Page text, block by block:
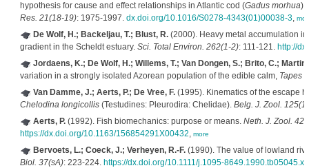
hypothesis for cause and effect relationships in Atlantic cod (Gadus morhua)
Res. 21(18-19): 1975-1997. dx.doi.org/10.1016/S0278-4343(01)00038-3,
De Wolf, H.; Backeljau, T.; Blust, R.(2000). Heavy metal accumulation
gradient in the Scheldt estuary. Sci. Total Environ. 262(1-2): 111-121. http://
Jordaens, K.; De Wolf, H.; Willems, T.; Van Dongen, S.; Brito, C.;
variation in a strongly isolated Azorean population of the edible calm, Tapes
Van Damme, J.; Aerts, P.; De Vree, F.(1995). Kinematics of the escape
Chelodina longicollis(Testudines: Pleurodira: Chelidae). Belg. J. Zool. 125(1)
Aerts, P.(1992). Fish biomechanics: purpose or means. Neth. J. Zool.
https://dx.doi.org/10.1163/156854291X00432, more
Bervoets, L.; Coeck, J.; Verheyen, R.-F.(1990). The value of lowland
Biol. 37(sA): 223-224. https://dx.doi.org/10.1111/j.1095-8649.1990.tb05045.x,